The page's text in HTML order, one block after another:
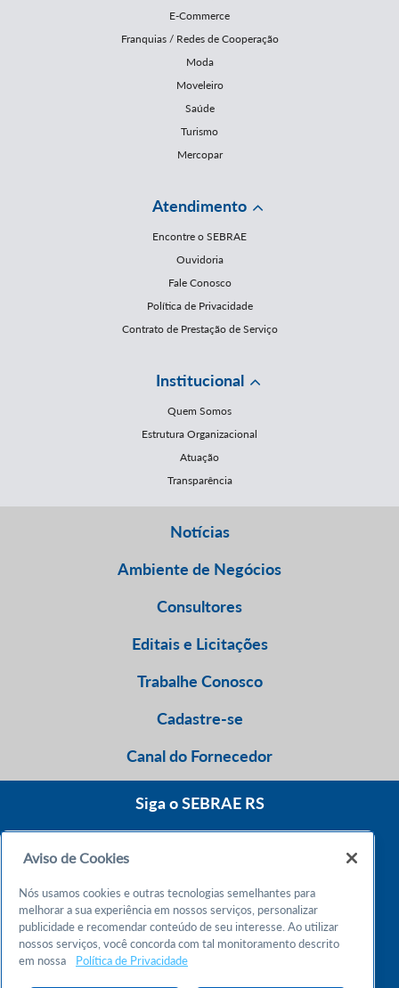
E-Commerce
Franquias / Redes de Cooperação
Moda
Moveleiro
Saúde
Turismo
Mercopar
Atendimento
Encontre o SEBRAE
Ouvidoria
Fale Conosco
Política de Privacidade
Contrato de Prestação de Serviço
Institucional
Quem Somos
Estrutura Organizacional
Atuação
Transparência
Notícias
Ambiente de Negócios
Consultores
Editais e Licitações
Trabalhe Conosco
Cadastre-se
Canal do Fornecedor
Siga o SEBRAE RS
Atendimento 24h
Chame no WhatsApp
Aviso de Cookies
Nós usamos cookies e outras tecnologias semelhantes para
melhorar a sua experiência em nossos serviços, personalizar
publicidade e recomendar conteúdo de seu interesse. Ao utilizar
nossos serviços, você concorda com tal monitoramento descrito
em nossa
Política de Privacidade